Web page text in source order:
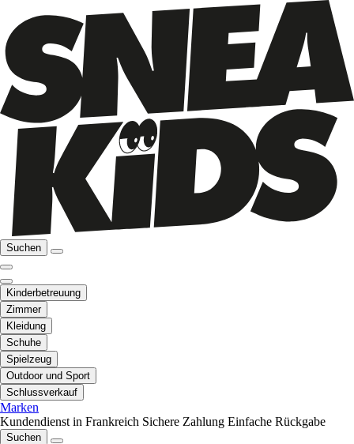
Suchen
Kinderbetreuung
Zimmer
Kleidung
Schuhe
Spielzeug
Outdoor und Sport
Schlussverkauf
Marken
Kundendienst in Frankreich Sichere Zahlung Einfache Rückgabe
Suchen